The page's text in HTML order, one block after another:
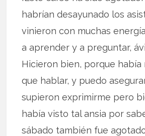
habrían desayunado los
vinieron con muchas
a aprender y a preguntar,
Hicieron bien, porque había
que hablar, y puedo
supieron exprimirme pero
había visto tal ansia por
sábado también fue